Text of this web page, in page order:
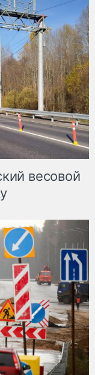
весовой